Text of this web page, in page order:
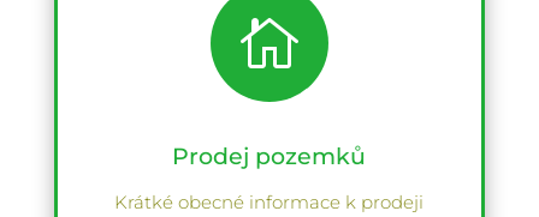

Prodej pozemků
Krátké obecné informace k prodeji